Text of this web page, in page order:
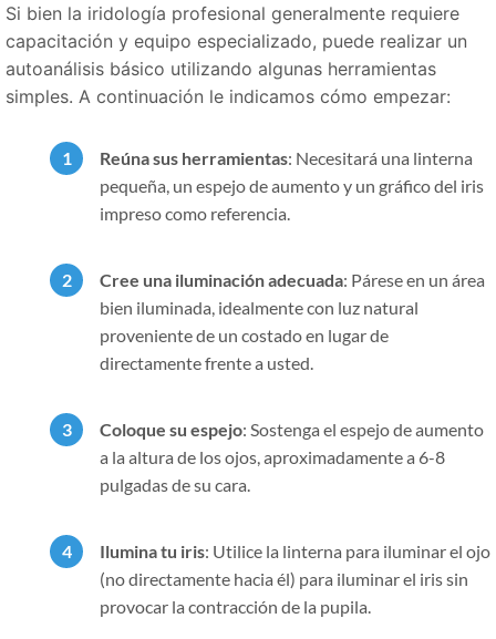
Si bien la iridología profesional generalmente requiere
capacitación y equipo especializado, puede realizar un
autoanálisis básico utilizando algunas herramientas
simples. A continuación le indicamos cómo empezar:
Reúna sus herramientas: Necesitará una linterna
pequeña, un espejo de aumento y un gráfico del iris
impreso como referencia.
Cree una iluminación adecuada: Párese en un área
bien iluminada, idealmente con luz natural
proveniente de un costado en lugar de
directamente frente a usted.
Coloque su espejo: Sostenga el espejo de aumento
a la altura de los ojos, aproximadamente a 6-8
pulgadas de su cara.
Ilumina tu iris: Utilice la linterna para iluminar el ojo
(no directamente hacia él) para iluminar el iris sin
provocar la contracción de la pupila.